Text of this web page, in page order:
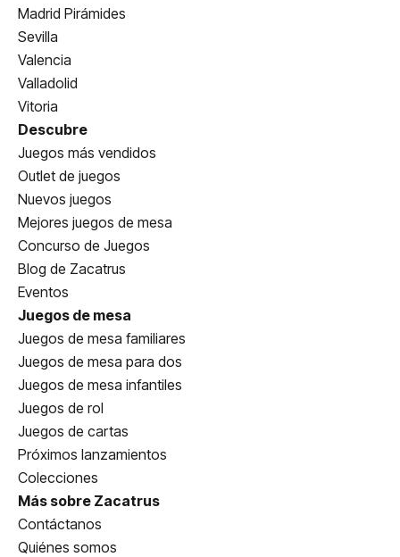
Madrid Pirámides
Sevilla
Valencia
Valladolid
Vitoria
Descubre
Juegos más vendidos
Outlet de juegos
Nuevos juegos
Mejores juegos de mesa
Concurso de Juegos
Blog de Zacatrus
Eventos
Juegos de mesa
Juegos de mesa familiares
Juegos de mesa para dos
Juegos de mesa infantiles
Juegos de rol
Juegos de cartas
Próximos lanzamientos
Colecciones
Más sobre Zacatrus
Contáctanos
Quiénes somos